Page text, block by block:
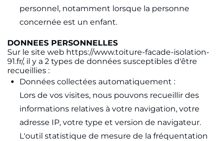
personnel, notamment lorsque la personne
concernée est un enfant.
DONNEES PERSONNELLES
Sur le site web https://www.toiture-facade-isolation-
91.fr/, il y a 2 types de données susceptibles d'être
recueillies :
Données collectées automatiquement :
Lors de vos visites, nous pouvons recueillir des
informations relatives à votre navigation, votre
adresse IP, votre type et version de navigateur.
L'outil statistique de mesure de la fréquentation